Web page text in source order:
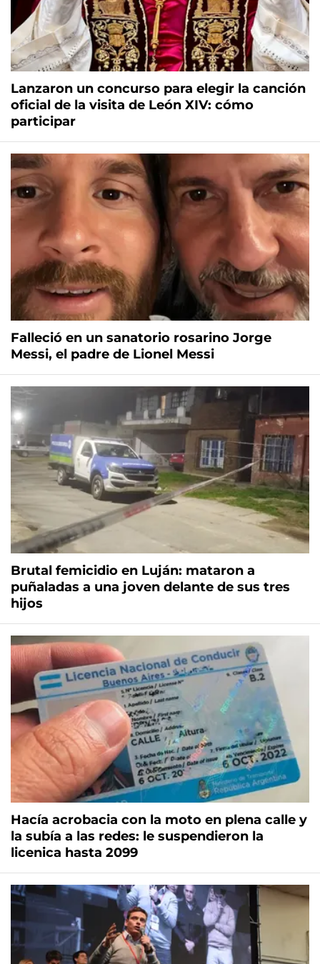
Lanzaron un concurso para elegir la canción
oficial de la visita de León XIV: cómo
participar
Falleció en un sanatorio rosarino Jorge
Messi, el padre de Lionel Messi
Brutal femicidio en Luján: mataron a
puñaladas a una joven delante de sus tres
hijos
Hacía acrobacia con la moto en plena calle y
la subía a las redes: le suspendieron la
licenica hasta 2099